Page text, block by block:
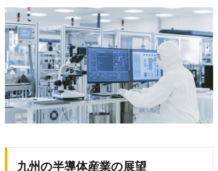
九州の半導体産業の展望